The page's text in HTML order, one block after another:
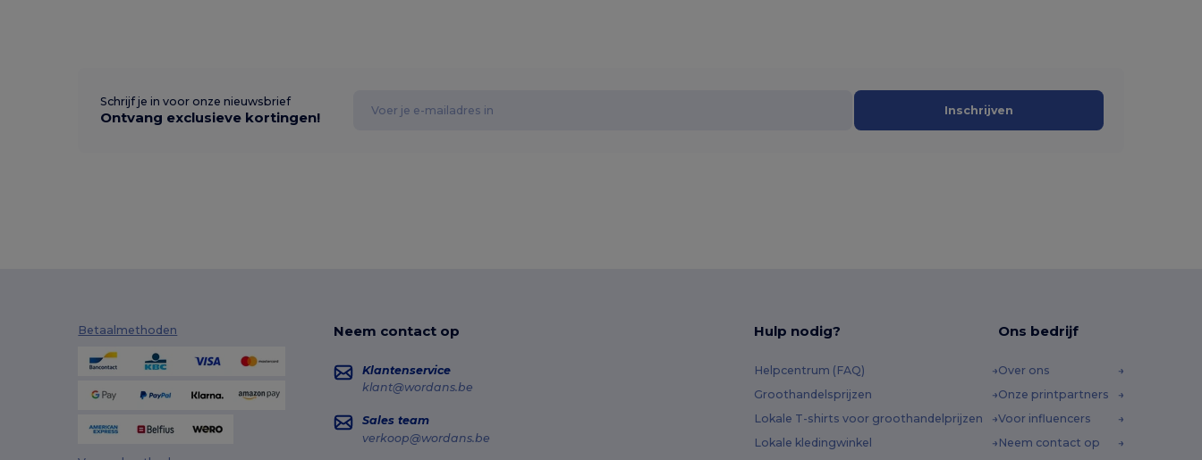
Schrijf je in voor onze nieuwsbrief
Ontvang exclusieve kortingen! Inschrijven
Betaalmethoden Neem contact op
Klantenservice
klant@wordans.be
Sales team
verkoop@wordans.be
Hulp nodig?
Helpcentrum (FAQ)
Groothandelsprijzen
Lokale T-shirts voor groothandelprijzen
Lokale kledingwinkel
Ons bedrijf
Over ons
Onze printpartners
Voor influencers
Neem contact op